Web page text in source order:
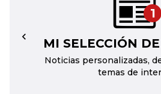
1
MI SELECCIÓN
Noticias personalizadas,
temas de
←